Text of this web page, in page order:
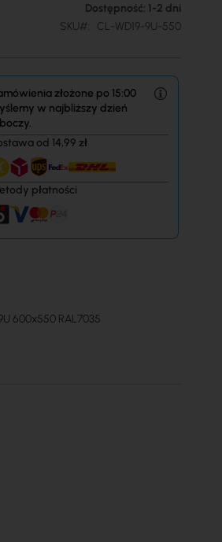
Dostępność: 1-2 dni
SKU
CL-WD19-9U-550
złożone po 15:00
w najbliższy dzień
od 14,99 zł
płatności
600x550 RAL7035